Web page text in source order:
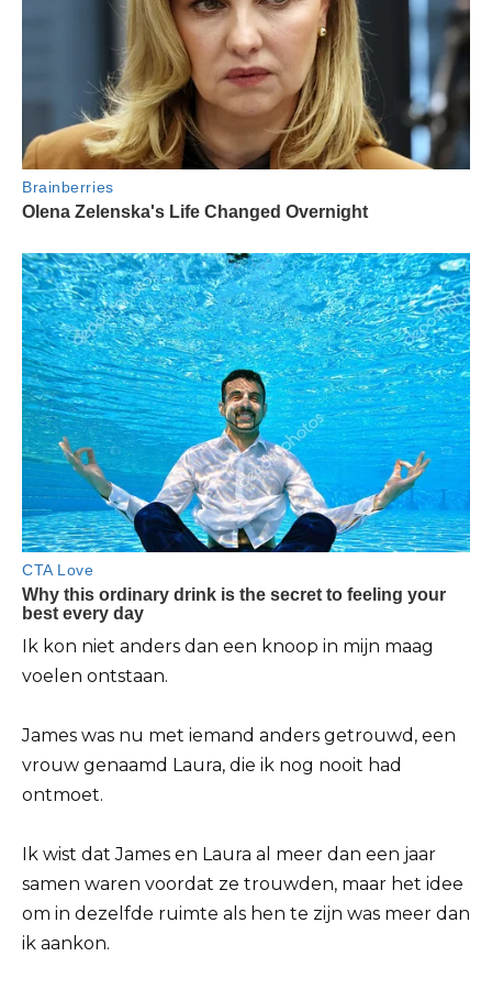
Ik kon niet anders dan een knoop in mijn maag
voelen ontstaan.
James was nu met iemand anders getrouwd, een
vrouw genaamd Laura, die ik nog nooit had
ontmoet.
Ik wist dat James en Laura al meer dan een jaar
samen waren voordat ze trouwden, maar het idee
om in dezelfde ruimte als hen te zijn was meer dan
ik aankon.